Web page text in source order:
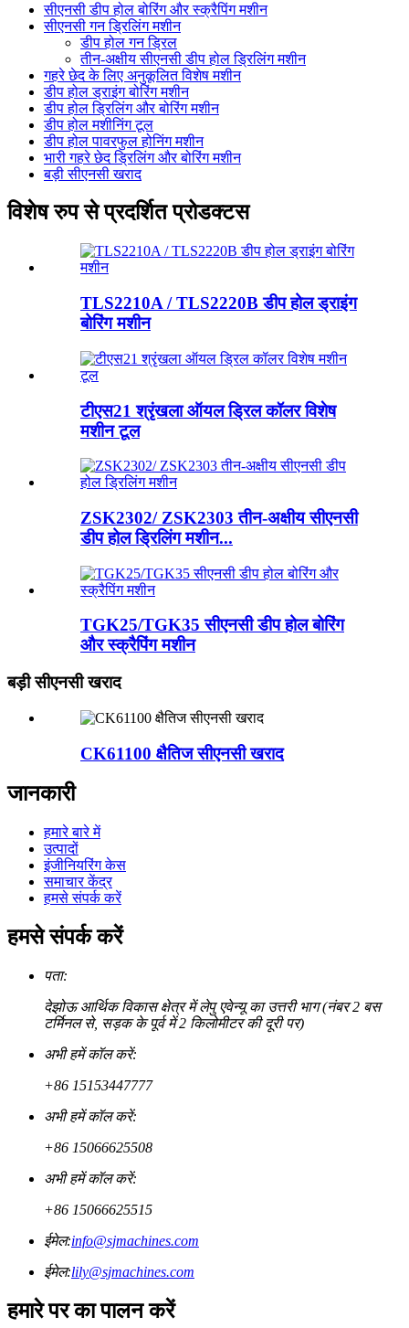
सीएनसी डीप होल बोरिंग और स्क्रैपिंग मशीन
सीएनसी गन ड्रिलिंग मशीन
डीप होल गन ड्रिल
तीन-अक्षीय सीएनसी डीप होल ड्रिलिंग मशीन
गहरे छेद के लिए अनुकूलित विशेष मशीन
डीप होल ड्राइंग बोरिंग मशीन
डीप होल ड्रिलिंग और बोरिंग मशीन
डीप होल मशीनिंग टूल
डीप होल पावरफुल होनिंग मशीन
भारी गहरे छेद ड्रिलिंग और बोरिंग मशीन
बड़ी सीएनसी खराद
विशेष रुप से प्रदर्शित प्रोडक्टस
TLS2210A / TLS2220B डीप होल ड्राइंग
बोरिंग मशीन
टीएस21 श्रृंखला ऑयल ड्रिल कॉलर विशेष
मशीन टूल
ZSK2302/ ZSK2303 तीन-अक्षीय सीएनसी
डीप होल ड्रिलिंग मशीन...
TGK25/TGK35 सीएनसी डीप होल बोरिंग
और स्क्रैपिंग मशीन
बड़ी सीएनसी खराद
CK61100 क्षैतिज सीएनसी खराद
जानकारी
हमारे बारे में
उत्पादों
इंजीनियरिंग केस
समाचार केंद्र
हमसे संपर्क करें
हमसे संपर्क करें
पता:
देझोऊ आर्थिक विकास क्षेत्र में लेपु एवेन्यू का उत्तरी भाग (नंबर 2 बस
टर्मिनल से, सड़क के पूर्व में 2 किलोमीटर की दूरी पर)
अभी हमें कॉल करें:
+86 15153447777
अभी हमें कॉल करें:
+86 15066625508
अभी हमें कॉल करें:
+86 15066625515
ईमेल:info@sjmachines.com
ईमेल:lily@sjmachines.com
हमारे पर का पालन करें